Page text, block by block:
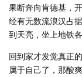
果断奔向肯德基，
经有无数流浪汉占
到天亮，坐上地铁
回到家才发觉真正
属于自己了，那酸